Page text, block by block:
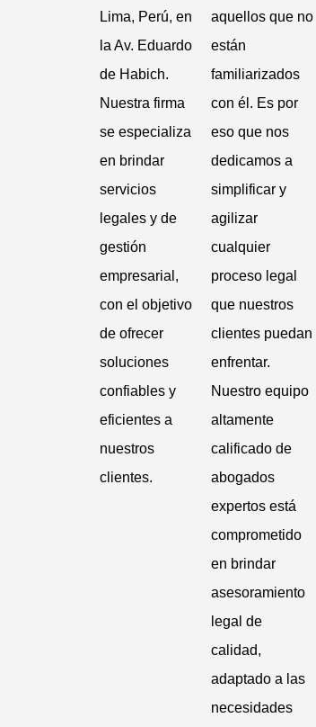
Lima, Perú, en
la Av. Eduardo
de Habich.
Nuestra firma
se especializa
en brindar
servicios
legales y de
gestión
empresarial,
con el objetivo
de ofrecer
soluciones
confiables y
eficientes a
nuestros
clientes.
aquellos que no
están
familiarizados
con él. Es por
eso que nos
dedicamos a
simplificar y
agilizar
cualquier
proceso legal
que nuestros
clientes puedan
enfrentar.
Nuestro equipo
altamente
calificado de
abogados
expertos está
comprometido
en brindar
asesoramiento
legal de
calidad,
adaptado a las
necesidades